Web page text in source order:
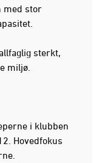
med stor
sterkt,
miljø.
i klubben
Hovedfokus